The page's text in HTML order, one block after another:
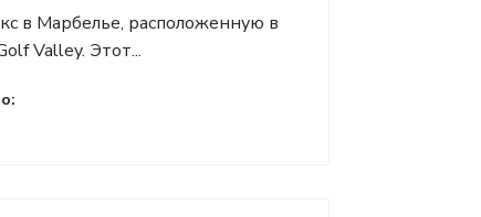
в Марбелье, расположенную в
Valley. Этот...